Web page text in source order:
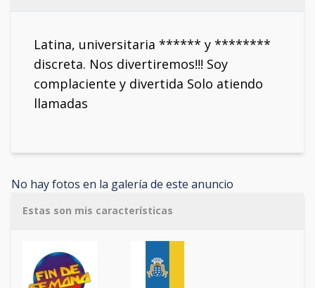
Latina, universitaria ****** y ********
discreta. Nos divertiremos!!! Soy
complaciente y divertida Solo atiendo
llamadas
No hay fotos en la galería de este anuncio
Estas son mis características